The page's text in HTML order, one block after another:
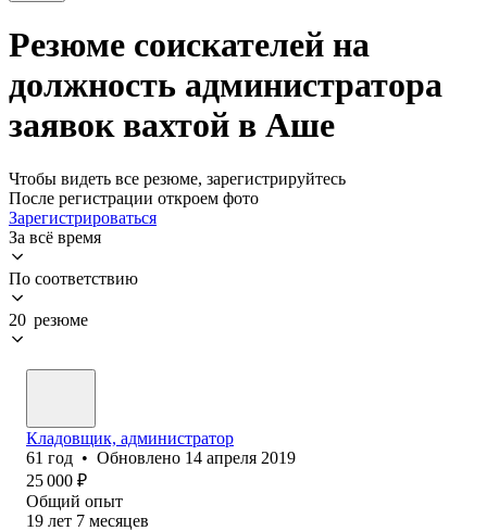
Резюме соискателей на
должность администратора
заявок вахтой в Аше
Чтобы видеть все резюме, зарегистрируйтесь
После регистрации откроем фото
Зарегистрироваться
За всё время
По соответствию
20 резюме
Кладовщик, администратор
61 год • Обновлено 14 апреля 2019
25 000 ₽
Общий опыт
19 лет 7 месяцев